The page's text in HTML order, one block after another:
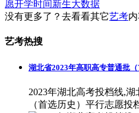
愿开学时间新生大数据
没有更多了？去看看其它艺考
艺考热搜
湖北省2023年高职高专普通批
2023年湖北高考投档线,
（首选历史）平行志愿投